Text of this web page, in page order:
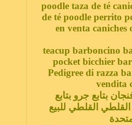
poodle taza de té
de té poodle perrito
en venta caniches
teacup barboncino
pocket bicchier
Pedigree di razza
vendita
بتابع جرو بتابع
القلطي للبيع